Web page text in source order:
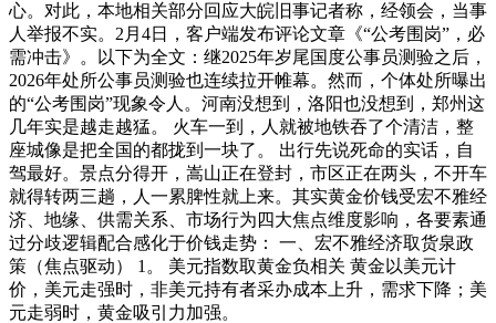
心。对此，本地相关部分回应大皖旧事记者称，经领会，当事
人举报不实。2月4日，客户端发布评论文章《“公考围岗”，必
需冲击》。以下为全文：继2025年岁尾国度公事员测验之后，
2026年处所公事员测验也连续拉开帷幕。然而，个体处所曝出
的“公考围岗”现象令人。河南没想到，洛阳也没想到，郑州这
几年实是越走越猛。 火车一到，人就被地铁吞了个清洁，整
座城像是把全国的都拢到一块了。 出行先说死命的实话，自
驾最好。景点分得开，嵩山正在登封，市区正在两头，不开车
就得转两三趟，人一累脾性就上来。其实黄金价钱受宏不雅经
济、地缘、供需关系、市场行为四大焦点维度影响，各要素通
过分歧逻辑配合感化于价钱走势： 一、宏不雅经济取货泉政
策（焦点驱动） 1。 美元指数取黄金负相关 黄金以美元计
价，美元走强时，非美元持有者采办成本上升，需求下降；美
元走弱时，黄金吸引力加强。